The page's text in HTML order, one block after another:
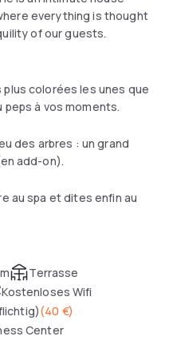
everything is thought
of our guests.
colorées les unes que
à vos moments.
des arbres : un grand
add-on).
au spa et dites enfin au
Terrasse
Kostenloses Wifi
(40 €)
Center